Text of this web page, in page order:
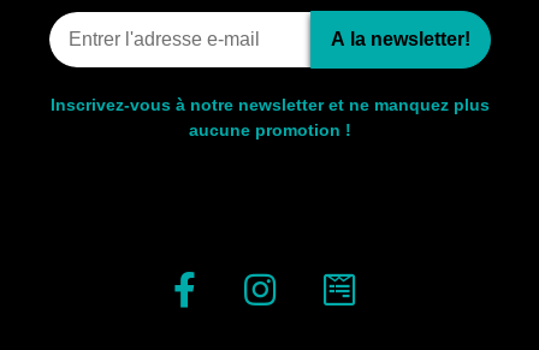
A la newsletter!
Inscrivez-vous à notre newsletter et ne manquez plus
aucune promotion !